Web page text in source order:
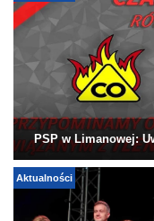
PSP w Limanowej:
Aktualności